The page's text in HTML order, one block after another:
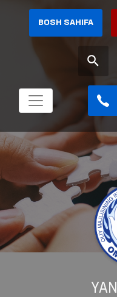
BOSH SAHIFA